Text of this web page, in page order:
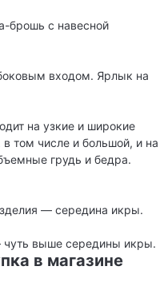
брошь с навесной
входом. Ярлык на
на узкие и широкие
том числе и большой, и на
грудь и бедра.
— середина икры.
чуть выше середины икры.
в магазине